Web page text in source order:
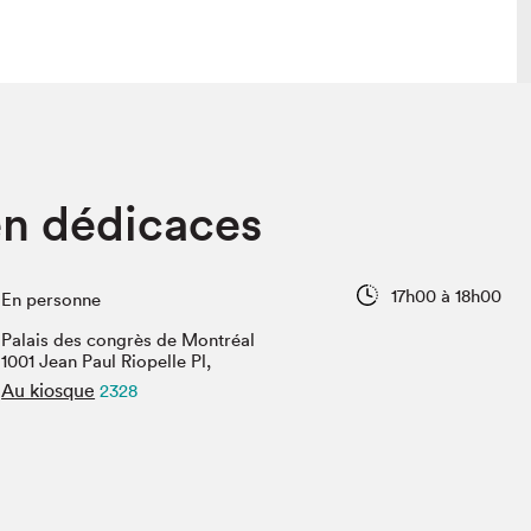
Programmation dans la ville
Vidéos et balados
dédicaces
En personne
17h00 à 18h00
Palais des congrès de Montréal
1001 Jean Paul Riopelle Pl,
Au kiosque 2328